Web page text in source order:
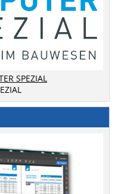
SPEZIAL